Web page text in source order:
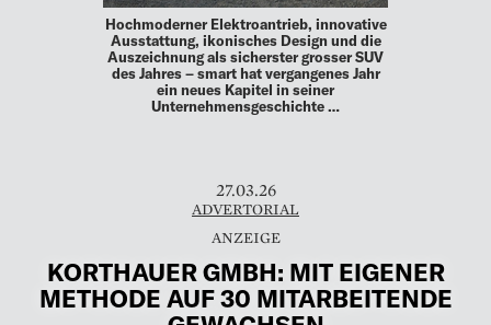
Hochmoderner Elektroantrieb, innovative
Ausstattung, ikonisches Design und die
Auszeichnung als sicherster grosser SUV
des Jahres – smart hat vergangenes Jahr
ein neues Kapitel in seiner
Unternehmensgeschichte …
27.03.26
ADVERTORIAL
KORTHAUER GMBH: MIT EIGENER
METHODE AUF 30 MITARBEITENDE